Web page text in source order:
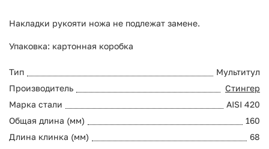
Накладки рукояти ножа не подлежат замене.
Упаковка: картонная коробка
Тип
Мультитул
Производитель
Стингер
Марка стали
AISI 420
Общая длина (мм)
160
Длина клинка (мм)
68